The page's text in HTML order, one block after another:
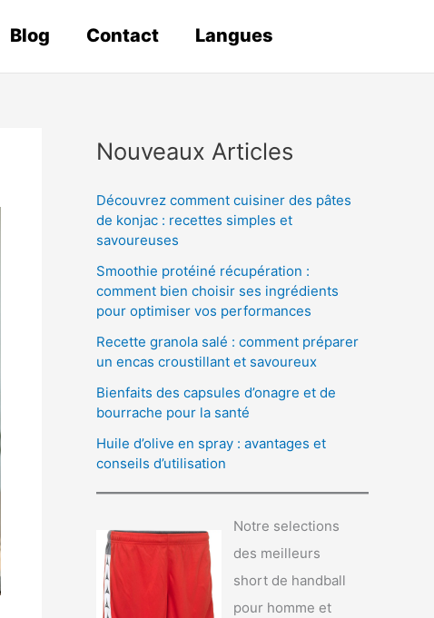
Blog Contact Langues
Nouveaux Articles
Découvrez comment cuisiner des pâtes
de konjac : recettes simples et
savoureuses
Smoothie protéiné récupération :
comment bien choisir ses ingrédients
pour optimiser vos performances
Recette granola salé : comment préparer
un encas croustillant et savoureux
Bienfaits des capsules d’onagre et de
bourrache pour la santé
Huile d’olive en spray : avantages et
conseils d’utilisation
Notre selections
des meilleurs
short de handball
pour homme et